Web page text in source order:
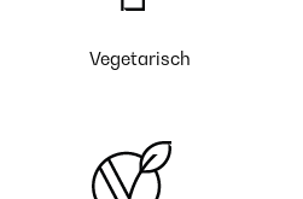
Vegetarisch